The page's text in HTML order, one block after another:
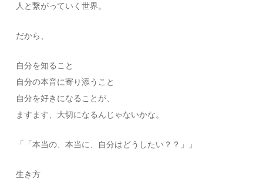
人と繋がっていく世界。
だから、
自分を知ること
自分の本音に寄り添うこと
自分を好きになることが、
ますます、大切になるんじゃないかな。
「「本当の、本当に、自分はどうしたい？？」」
生き方